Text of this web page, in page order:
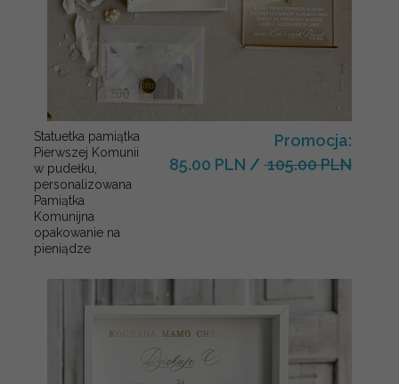
Statuetka pamiątka
Pierwszej Komunii
w pudełku,
personalizowana
Pamiątka
Komunijna
opakowanie na
pieniądze
Promocja:
85.00 PLN / 105.00 PLN